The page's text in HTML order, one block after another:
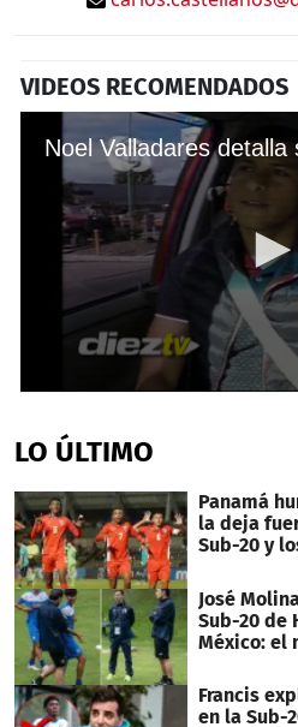
VIDEOS RECOMENDADOS
of
5
35
seconds
LO ÚLTIMO
Panamá
la deja
Sub-20 y
José
Sub-20 de
México: el
Francis
en la Sub-